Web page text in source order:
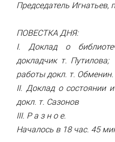
Председатель Игнатьев,
ПОВЕСТКА ДНЯ:
I. Доклад о
докладчик т.
работы докл. т. Обменин.
II. Доклад о состоянии
докл. т. Сазонов
III. Р а з н о е.
Началось в 18 час. 45